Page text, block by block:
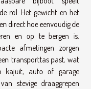
rol. Het gewicht en het
direct hoe eenvoudig de
en op te bergen is.
afmetingen zorgen
transporttas past, wat
kajuit, auto of garage
stevige draaggrepen